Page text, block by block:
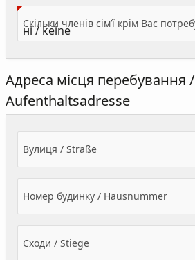
Адреса місця перебування /
Aufenthaltsadresse
Вулиця / Straße
Номер будинку / Hausnummer
Сходи / Stiege